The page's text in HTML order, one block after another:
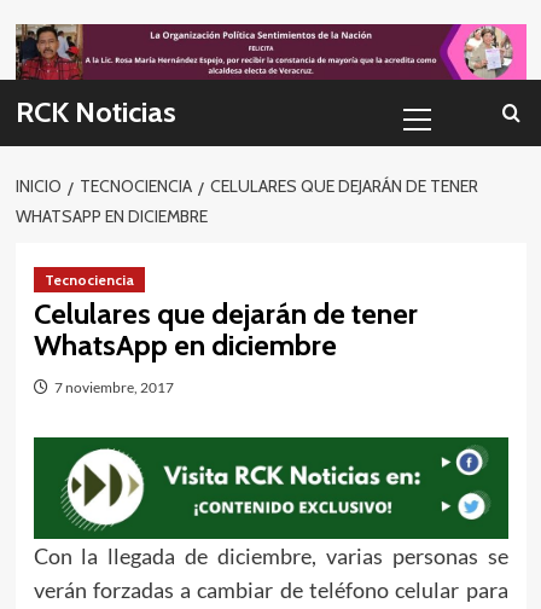
to
content
RCK Noticias
primario
INICIO TECNOCIENCIA
CELULARES QUE DEJARÁN DE TENER
WHATSAPP EN DICIEMBRE
Tecnociencia
Celulares que dejarán de tener
WhatsApp en diciembre
7 noviembre, 2017
Con la llegada de diciembre, varias personas se
verán forzadas a cambiar de teléfono celular para